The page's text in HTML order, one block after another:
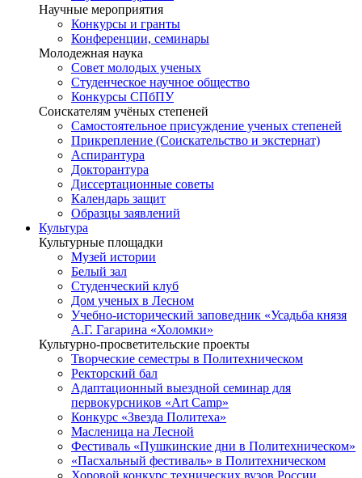
Научные мероприятия
Конкурсы и гранты
Конференции, семинары
Молодежная наука
Совет молодых ученых
Студенческое научное общество
Конкурсы СПбПУ
Соискателям учёных степеней
Самостоятельное присуждение ученых степеней
Прикрепление (Соискательство и экстернат)
Аспирантура
Докторантура
Диссертационные советы
Календарь защит
Образцы заявлений
Культура
Культурные площадки
Музей истории
Белый зал
Студенческий клуб
Дом ученых в Лесном
Учебно-исторический заповедник «Усадьба князя
А.Г. Гагарина «Холомки»
Культурно-просветительские проекты
Творческие семестры в Политехническом
Ректорский бал
Адаптационный выездной семинар для
первокурсников «Art Camp»
Конкурс «Звезда Политеха»
Масленица на Лесной
Фестиваль «Пушкинские дни в Политехническом»
«Пасхальный фестиваль» в Политехническом
Хоровой конкурс технических вузов России